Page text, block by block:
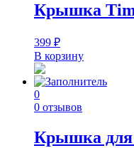
Крышка
399 ₽
В корзину
0
0 отзывов
Крышка